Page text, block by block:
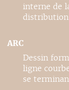
interne de
ARC
Dessin
ligne
se